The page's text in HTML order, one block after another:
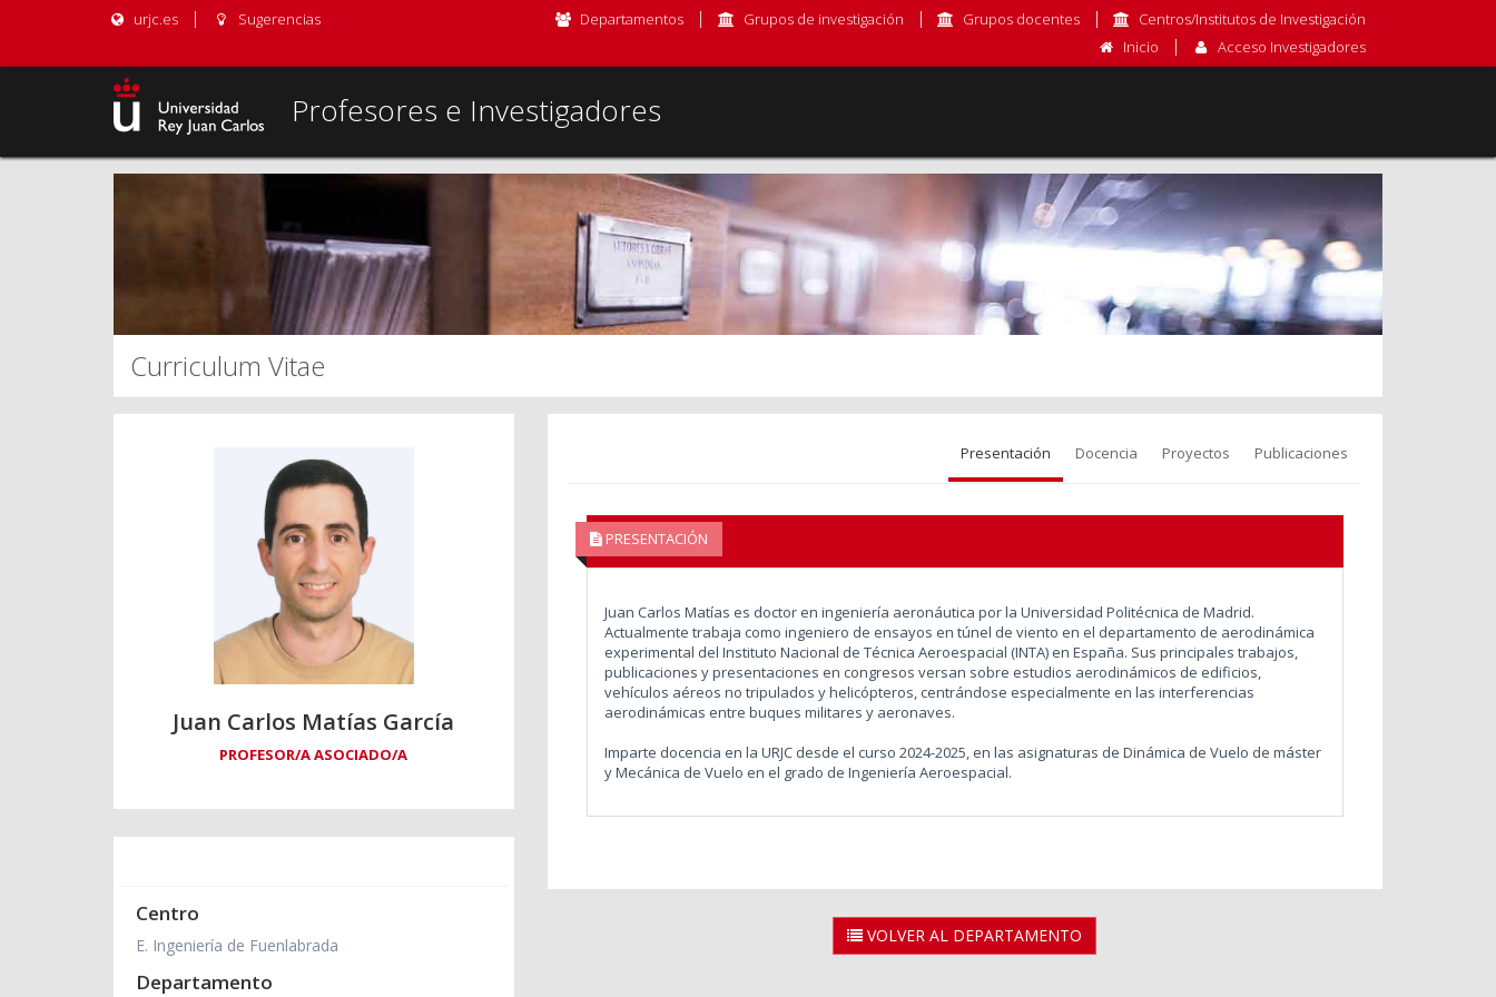
urjc.es Sugerencias Departamentos Grupos de investigación Grupos docentes
Centros/Institutos de Investigación
Inicio
Acceso Investigadores
Profesores e Investigadores
Curriculum Vitae
Juan Carlos Matías García
PROFESOR/A ASOCIADO/A
Centro
E. Ingeniería de Fuenlabrada
Departamento
Presentación Docencia Proyectos Publicaciones
PRESENTACIÓN
Juan Carlos Matías es doctor en ingeniería aeronáutica por la Universidad Politécnica de Madrid.
Actualmente trabaja como ingeniero de ensayos en túnel de viento en el departamento de aerodinámica
experimental del Instituto Nacional de Técnica Aeroespacial (INTA) en España. Sus principales trabajos,
publicaciones y presentaciones en congresos versan sobre estudios aerodinámicos de edificios,
vehículos aéreos no tripulados y helicópteros, centrándose especialmente en las interferencias
aerodinámicas entre buques militares y aeronaves.
Imparte docencia en la URJC desde el curso 2024-2025, en las asignaturas de Dinámica de Vuelo de máster
y Mecánica de Vuelo en el grado de Ingeniería Aeroespacial.
VOLVER AL DEPARTAMENTO